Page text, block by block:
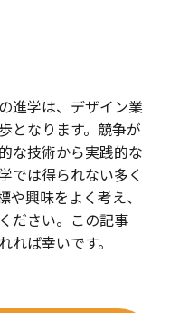
進学は、デザイン業
となります。競争が
な技術から実践的な
では得られない多く
興味をよく考え、
ださい。この記事
ば幸いです。